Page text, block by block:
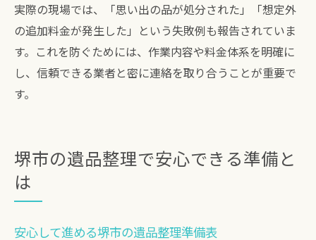
実際の現場では、「思い出の品が処分された」「想定外
の追加料金が発生した」という失敗例も報告されていま
す。これを防ぐためには、作業内容や料金体系を明確に
し、信頼できる業者と密に連絡を取り合うことが重要で
す。
堺市の遺品整理で安心できる準備と
は
安心して進める堺市の遺品整理準備表